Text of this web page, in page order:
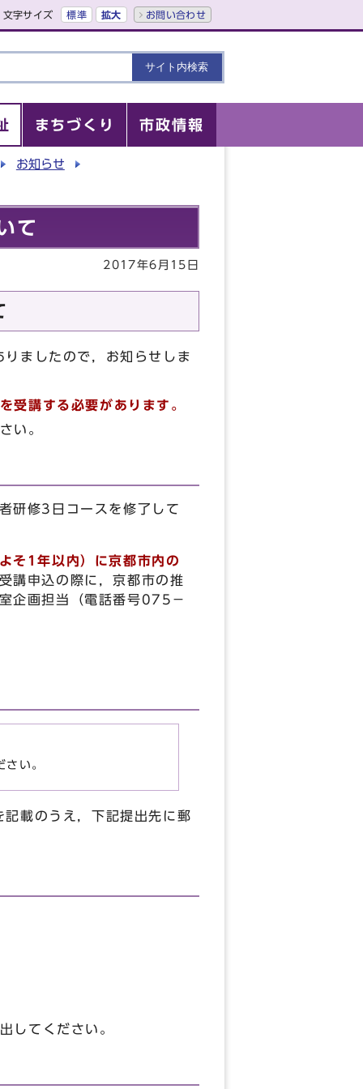
文字サイズ 標準 拡大 お問い合わせ
まちづくり 市政情報
お知らせ
て
2017年6月15日
ましたので，お知らせしま
受講する必要があります。
さい。
研修3日コースを修了して
そ1年以内）に京都市内の
講申込の際に，京都市の推
企画担当（電話番号075－
い。
載のうえ，下記提出先に郵
してください。